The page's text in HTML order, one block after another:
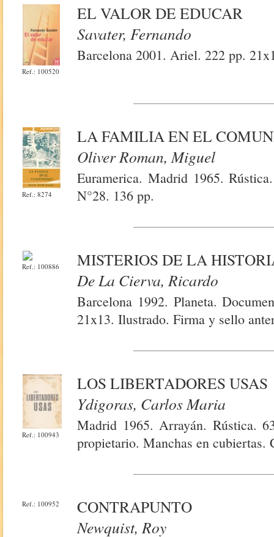
Ref.: 100520
EL VALOR DE EDUCAR
Savater, Fernando
Barcelona 2001. Ariel. 222 pp.
Ref.: 8274
LA FAMILIA EN EL
Oliver Roman, Miguel
Euramerica. Madrid 1965.
N°28. 136 pp.
Ref.: 100886
MISTERIOS DE LA
De La Cierva, Ricardo
Barcelona 1992. Planeta.
21x13. Ilustrado. Firma y sello
Ref.: 100943
LOS LIBERTADORES USAS
Ydigoras, Carlos Maria
Madrid 1965. Arrayán. Rústica.
propietario. Manchas en cubiertas.
Ref.: 100952
CONTRAPUNTO
Newquist, Roy